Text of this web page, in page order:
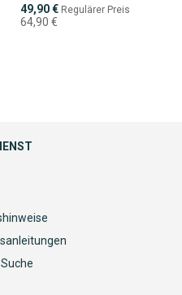
Sonderpreis
49,90 € Regulärer Preis
64,90 €